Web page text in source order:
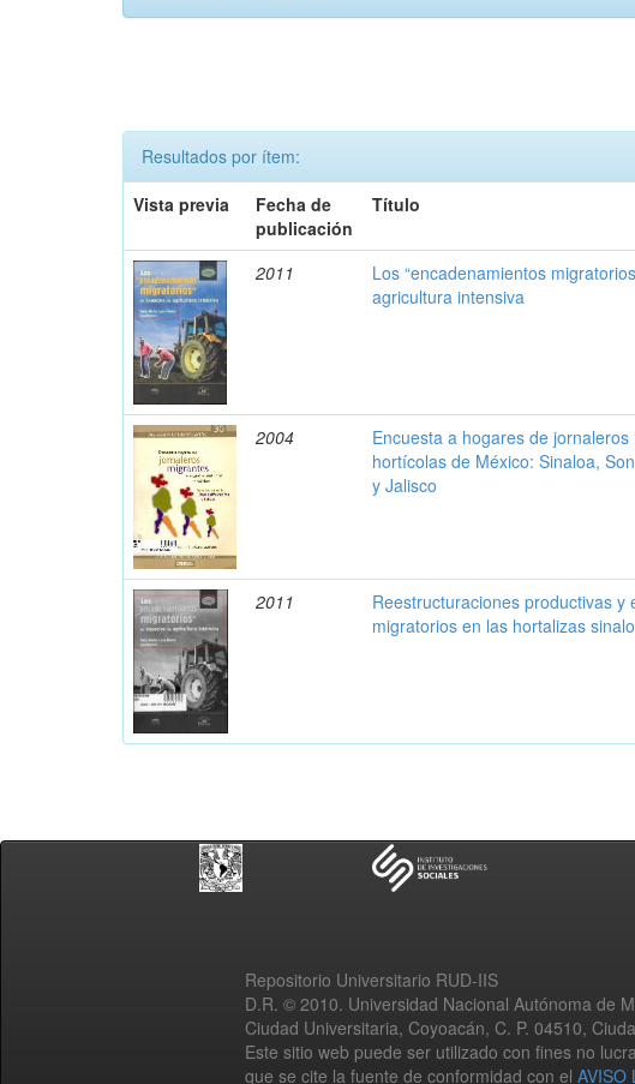
Resultados por ítem:
Vista previa
Fecha de
publicación
Título
2011
Los “encadenamientos
agricultura intensiva
2004
Encuesta a hogares de
hortícolas de México: Sinaloa,
y Jalisco
2011
Reestructuraciones productivas y
migratorios en las hortalizas
Repositorio Universitario RUD-IIS
D.R. © 2010. Universidad Nacional Autónoma de
Ciudad Universitaria, Coyoacán, C. P. 04510,
Este sitio web puede ser utilizado con fines no
que se cite la fuente de conformidad con el AVISO